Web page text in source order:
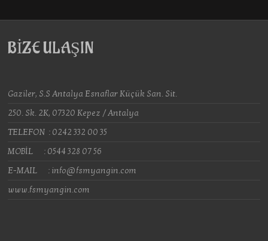
BİZE ULAŞIN
Gaziler, S.S Antalya Esnaflar Küçük San. Sit.
250. Sk. 2K, 07320 Kepez / Antalya
TELEFON : 0242 332 00 35
MOBİL : 0544 328 07 56
E-MAIL : info@fsmyangin.com
www.fsmyangin.com